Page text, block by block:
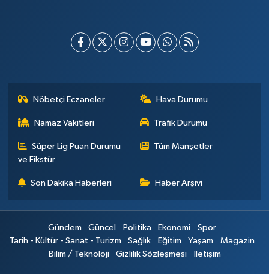
Nöbetçi Eczaneler Hava Durumu
Namaz Vakitleri Trafik Durumu
Süper Lig Puan Durumu
ve Fikstür
Tüm Manşetler
Son Dakika Haberleri Haber Arşivi
Gündem Güncel Politika Ekonomi
Spor
Tarih - Kültür - Sanat - Turizm
Sağlık Eğitim Yaşam
Magazin
Bilim / Teknoloji
Gizlilik Sözleşmesi İletişim